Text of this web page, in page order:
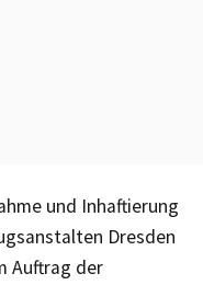
und Inhaftierung
Dresden
Auftrag der